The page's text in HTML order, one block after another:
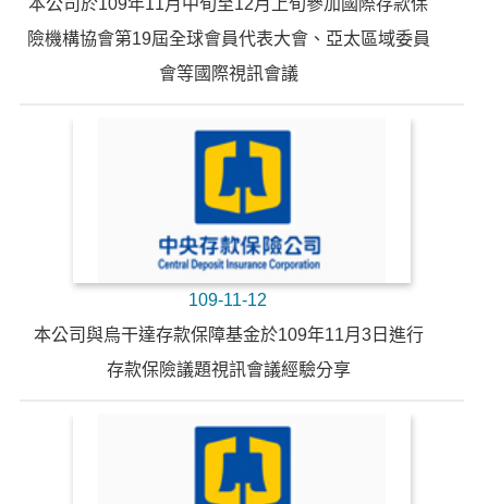
本公司於109年11月中旬至12月上旬參加國際存款保
險機構協會第19屆全球會員代表大會、亞太區域委員
會等國際視訊會議
109-11-12
本公司與烏干達存款保障基金於109年11月3日進行
存款保險議題視訊會議經驗分享